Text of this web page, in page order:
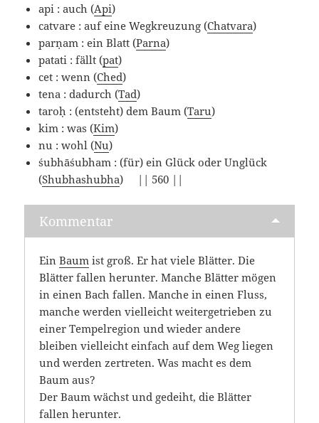
api : auch (Api)
catvare : auf eine Wegkreuzung (Chatvara)
parṇam : ein Blatt (Parna)
patati : fällt (pat)
cet : wenn (Ched)
tena : dadurch (Tad)
taroḥ : (entsteht) dem Baum (Taru)
kim : was (Kim)
nu : wohl (Nu)
śubhāśubham : (für) ein Glück oder Unglück
(Shubhashubha) || 560 ||
Kommentar
EinBaum ist groß. Er hat viele Blätter. Die
Blätter fallen herunter. Manche Blätter mögen
in einen Bach fallen. Manche in einen Fluss,
manche werden vielleicht weitergetrieben zu
einer Tempelregion und wieder andere
bleiben vielleicht einfach auf dem Weg liegen
und werden zertreten. Was macht es dem
Baum aus?
Der Baum wächst und gedeiht, die Blätter
fallen herunter.